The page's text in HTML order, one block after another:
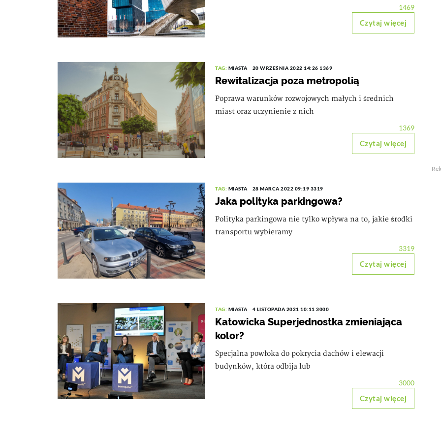
1469
Czytaj więcej
TAG: MIASTA 20 WRZEŚNIA 2022 14:26 1369
Rewitalizacja poza metropolią
Poprawa warunków rozwojowych małych i średnich
miast oraz uczynienie z nich
1369
Czytaj więcej
TAG: MIASTA 28 MARCA 2022 09:19 3319
Jaka polityka parkingowa?
Polityka parkingowa nie tylko wpływa na to, jakie środki
transportu wybieramy
3319
Czytaj więcej
TAG: MIASTA 4 LISTOPADA 2021 10:11 3000
Katowicka Superjednostka zmieniająca
kolor?
Specjalna powłoka do pokrycia dachów i elewacji
budynków, która odbija lub
3000
Czytaj więcej